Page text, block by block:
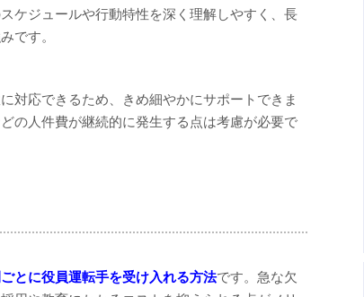
ケジュールや行動特性を深く理解しやすく、長
です。
対応できるため、きめ細やかにサポートできま
の人件費が継続的に発生する点は考慮が必要で
とに役員運転手を受け入れる方法です。急な欠